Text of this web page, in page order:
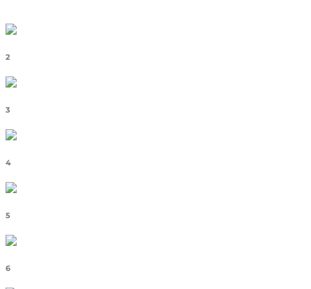
2
3
4
5
6